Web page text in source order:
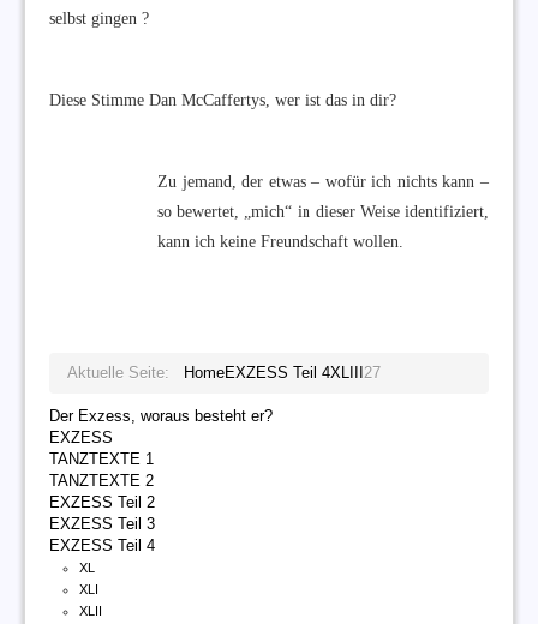
selbst gingen ?
Diese Stimme Dan McCaffertys, wer ist das in dir?
Zu jemand, der etwas – wofür ich nichts kann –
so bewertet, „mich“ in dieser Weise identifiziert,
kann ich keine Freundschaft wollen.
Aktuelle Seite: HomeEXZESS Teil 4XLIII 27
Der Exzess, woraus besteht er?
EXZESS
TANZTEXTE 1
TANZTEXTE 2
EXZESS Teil 2
EXZESS Teil 3
EXZESS Teil 4
XL
XLI
XLII